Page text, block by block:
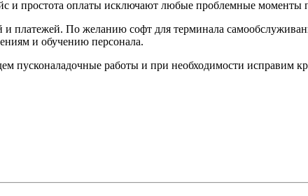
и простота оплаты исключают любые проблемные моменты
платежей. По желанию софт для терминала
и обучению персонала.
пусконаладочные работы и при необходимости исправим